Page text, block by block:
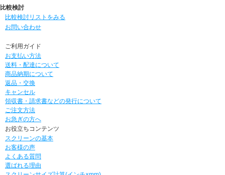
比較検討
比較検討リストをみる
お問い合わせ
ご利用ガイド
お支払い方法
送料・配達について
商品納期について
返品・交換
キャンセル
領収書・請求書などの発行について
ご注文方法
お急ぎの方へ
お役立ちコンテンツ
スクリーンの基本
お客様の声
よくある質問
選ばれる理由